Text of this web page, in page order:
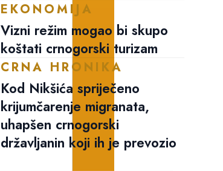
EKONOMIJA
Vizni režim mogao bi skupo
koštati crnogorski turizam
CRNA HRONIKA
Kod Nikšića spriječeno
krijumčarenje migranata,
uhapšen crnogorski
državljanin koji ih je prevozio